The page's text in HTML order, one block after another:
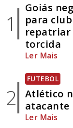
1
Goiás
para
repatriar
torcida
Ler Mais
2
FUTEBOL
Atlético
atacante
Ler Mais